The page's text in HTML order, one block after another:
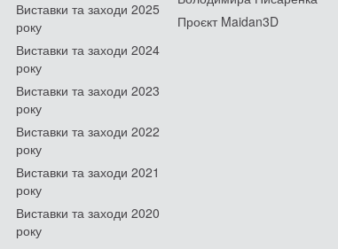
Виставки та заходи 2025
року
Виставки та заходи 2024
року
Виставки та заходи 2023
року
Виставки та заходи 2022
року
Виставки та заходи 2021
року
Виставки та заходи 2020
року
Проєкт Maidan3D